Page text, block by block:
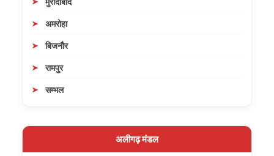
अमरोहा
बिजनौर
रामपुर
सम्भल
अलीगढ़ मंडल